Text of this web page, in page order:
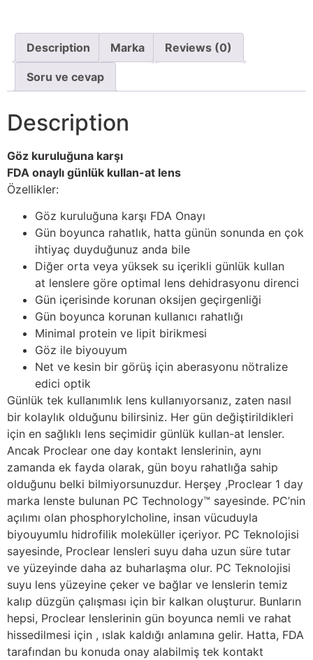
Description Marka Reviews (0)
Soru ve cevap
Description
Göz kuruluğuna karşı
FDA onaylı günlük kullan-at lens
Özellikler:
Göz kuruluğuna karşı FDA Onayı
Gün boyunca rahatlık, hatta günün sonunda en çok
ihtiyaç duyduğunuz anda bile
Diğer orta veya yüksek su içerikli günlük kullan
at lenslere göre optimal lens dehidrasyonu direnci
Gün içerisinde korunan oksijen geçirgenliği
Gün boyunca korunan kullanıcı rahatlığı
Minimal protein ve lipit birikmesi
Göz ile biyouyum
Net ve kesin bir görüş için aberasyonu nötralize
edici optik
Günlük tek kullanımlık lens kullanıyorsanız, zaten nasıl
bir kolaylık olduğunu bilirsiniz. Her gün değiştirildikleri
için en sağlıklı lens seçimidir günlük kullan-at lensler.
Ancak Proclear one day kontakt lenslerinin, aynı
zamanda ek fayda olarak, gün boyu rahatlığa sahip
olduğunu belki bilmiyorsunuzdur. Herşey ,Proclear 1 day
marka lenste bulunan PC Technology™ sayesinde. PC’nin
açılımı olan phosphorylcholine, insan vücuduyla
biyouyumlu hidrofilik moleküller içeriyor. PC Teknolojisi
sayesinde, Proclear lensleri suyu daha uzun süre tutar
ve yüzeyinde daha az buharlaşma olur. PC Teknolojisi
suyu lens yüzeyine çeker ve bağlar ve lenslerin temiz
kalıp düzgün çalışması için bir kalkan oluşturur. Bunların
hepsi, Proclear lenslerinin gün boyunca nemli ve rahat
hissedilmesi için , ıslak kaldığı anlamına gelir. Hatta, FDA
tarafından bu konuda onay alabilmiş tek kontakt